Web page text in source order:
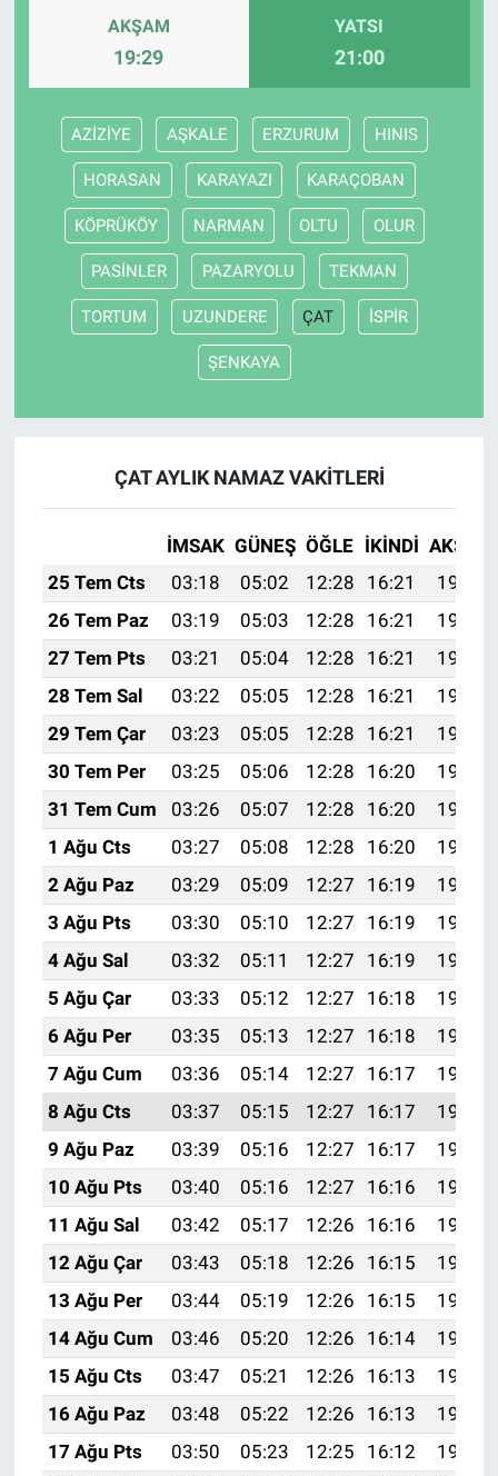
AKŞAM
19:29
YATSI
21:00
AZİZİYE AŞKALE ERZURUM HINIS
HORASAN KARAYAZI KARAÇOBAN
KÖPRÜKÖY NARMAN OLTU OLUR
PASİNLER PAZARYOLU TEKMAN
TORTUM UZUNDERE ÇAT İSPİR
ŞENKAYA
ÇAT AYLIK NAMAZ VAKITLERI
İMSAK GÜNEŞ ÖĞLE İKINDI AKŞAM
25 Tem Cts
03:18 05:02 12:28 16:21
19:43
26 Tem Paz
03:19 05:03 12:28 16:21
19:43
27 Tem Pts
03:21 05:04 12:28 16:21
19:42
28 Tem Sal
03:22 05:05 12:28 16:21
19:41
29 Tem Çar
03:23 05:05 12:28 16:21
19:40
30 Tem Per
03:25 05:06 12:28 16:20
19:39
31 Tem Cum
03:26 05:07 12:28 16:20
19:38
1 Ağu Cts
03:27 05:08 12:28 16:20
19:37
2 Ağu Paz
03:29 05:09 12:27 16:19
19:36
3 Ağu Pts
03:30 05:10 12:27 16:19
19:35
4 Ağu Sal
03:32 05:11 12:27 16:19
19:34
5 Ağu Çar
03:33 05:12 12:27 16:18
19:33
6 Ağu Per
03:35 05:13 12:27 16:18
19:31
7 Ağu Cum
03:36 05:14 12:27 16:17
19:30
8 Ağu Cts
03:37 05:15 12:27 16:17
19:29
9 Ağu Paz
03:39 05:16 12:27 16:17
19:28
10 Ağu Pts
03:40 05:16 12:27 16:16
19:27
11 Ağu Sal
03:42 05:17 12:26 16:16
19:25
12 Ağu Çar
03:43 05:18 12:26 16:15
19:24
13 Ağu Per
03:44 05:19 12:26 16:15
19:23
14 Ağu Cum
03:46 05:20 12:26 16:14
19:22
15 Ağu Cts
03:47 05:21 12:26 16:13
19:20
16 Ağu Paz
03:48 05:22 12:26 16:13
19:19
17 Ağu Pts
03:50 05:23 12:25 16:12
19:18